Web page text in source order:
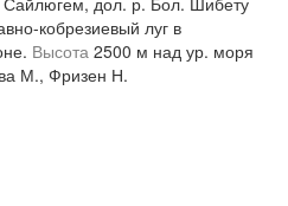
кобрезиевый луг в
Высота 2500 м над ур. моря
М., Фризен Н.